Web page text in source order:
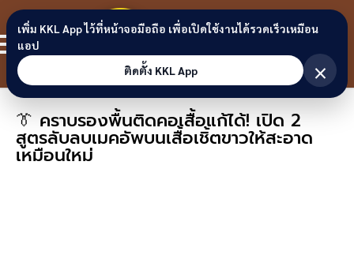
Skip to content
ขอนแก่น
ลิงก์
👔 คราบรองพื้นติดคอเสื้อแก้ได้! เปิด 2
สูตรลับลบเมคอัพบนเสื้อเชิ้ตขาวให้สะอาด
เหมือนใหม่
เพิ่ม KKL App ไว้ที่หน้าจอมือถือ เพื่อเปิดใช้งานได้รวดเร็วเหมือน
แอป
ติดตั้ง KKL App
×